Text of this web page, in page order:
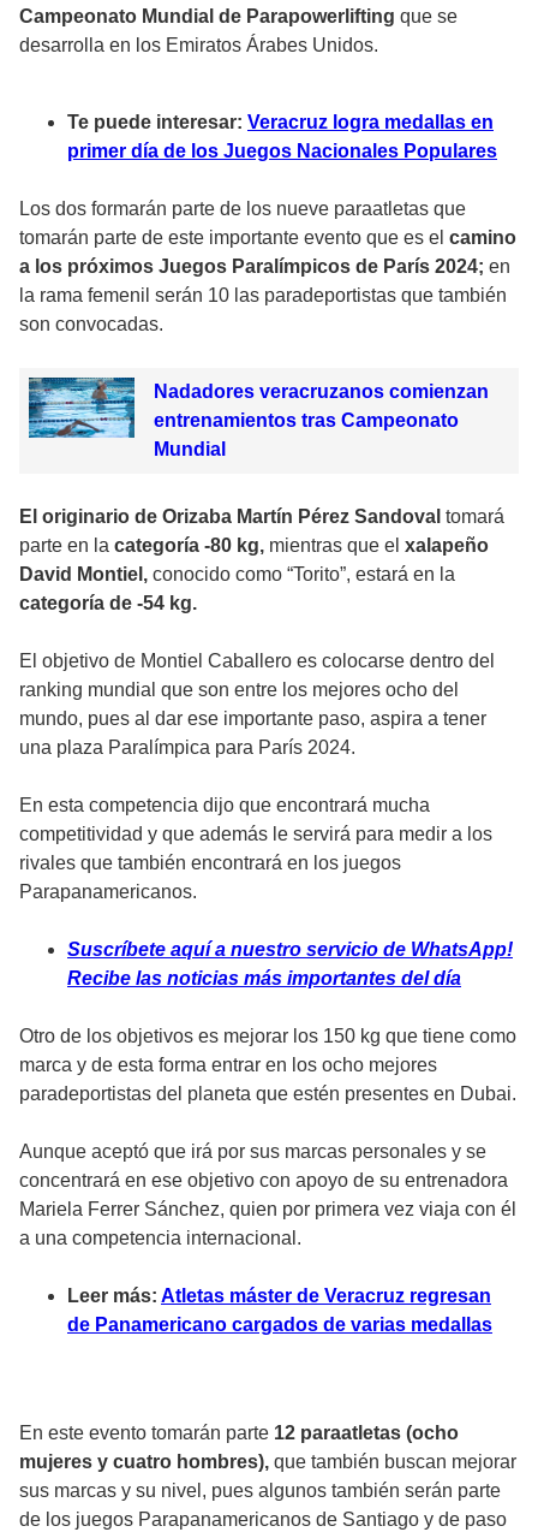
Campeonato Mundial de Parapowerlifting que se
desarrolla en los Emiratos Árabes Unidos.
Te puede interesar: Veracruz logra medallas en
primer día de los Juegos Nacionales Populares
Los dos formarán parte de los nueve paraatletas que
tomarán parte de este importante evento que es el camino
a los próximos Juegos Paralímpicos de París 2024; en
la rama femenil serán 10 las paradeportistas que también
son convocadas.
Nadadores veracruzanos comienzan
entrenamientos tras Campeonato
Mundial
El originario de Orizaba Martín Pérez Sandoval tomará
parte en la categoría -80 kg, mientras que el xalapeño
David Montiel, conocido como “Torito”, estará en la
categoría de -54 kg.
El objetivo de Montiel Caballero es colocarse dentro del
ranking mundial que son entre los mejores ocho del
mundo, pues al dar ese importante paso, aspira a tener
una plaza Paralímpica para París 2024.
En esta competencia dijo que encontrará mucha
competitividad y que además le servirá para medir a los
rivales que también encontrará en los juegos
Parapanamericanos.
Suscríbete aquí a nuestro servicio de WhatsApp!
Recibe las noticias más importantes del día
Otro de los objetivos es mejorar los 150 kg que tiene como
marca y de esta forma entrar en los ocho mejores
paradeportistas del planeta que estén presentes en Dubai.
Aunque aceptó que irá por sus marcas personales y se
concentrará en ese objetivo con apoyo de su entrenadora
Mariela Ferrer Sánchez, quien por primera vez viaja con él
a una competencia internacional.
Leer más: Atletas máster de Veracruz regresan
de Panamericano cargados de varias medallas
En este evento tomarán parte 12 paraatletas (ocho
mujeres y cuatro hombres), que también buscan mejorar
sus marcas y su nivel, pues algunos también serán parte
de los juegos Parapanamericanos de Santiago y de paso